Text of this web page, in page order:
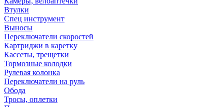
Втулки
Спец инструмент
Выносы
Переключатели скоростей
Картриджи в каретку
Кассеты, трещетки
Тормозные колодки
Рулевая колонка
Переключатели на руль
Обода
Тросы, оплетки